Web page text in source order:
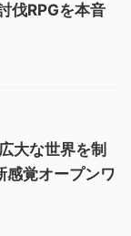
伐RPGを本音
大な世界を制
覚オープンワ